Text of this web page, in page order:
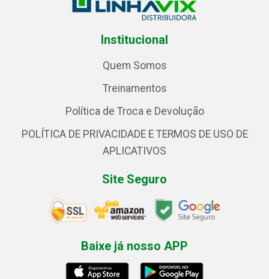
Institucional
Quem Somos
Treinamentos
Política de Troca e Devolução
POLÍTICA DE PRIVACIDADE E TERMOS DE USO DE
APLICATIVOS
Site Seguro
Baixe já nosso APP